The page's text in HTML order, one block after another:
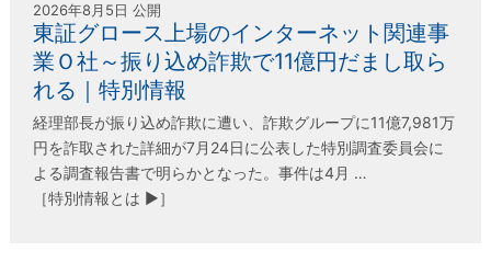
2026年8月5日 公開
東証グロース上場のインターネット関連事
業Ｏ社～振り込め詐欺で11億円だまし取ら
れる｜特別情報
経理部長が振り込め詐欺に遭い、詐欺グループに11億7,981万
円を詐取された詳細が7月24日に公表した特別調査委員会に
よる調査報告書で明らかとなった。事件は4月 …
［特別情報とは ▶］